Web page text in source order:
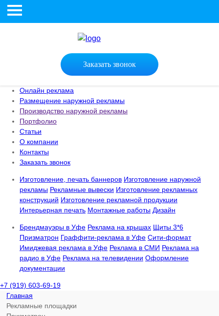
Заказать звонок
Онлайн реклама
Размещение наружной рекламы
Производство наружной рекламы
Портфолио
Статьи
О компании
Контакты
Заказать звонок
Изготовление, печать баннеров Изготовление наружной
рекламы Рекламные вывески Изготовление рекламных
конструкций Изготовление рекламной продукции
Интерьерная печать Монтажные работы Дизайн
Брендмауэры в Уфе Реклама на крышах Щиты 3*6
Призматрон Граффити-реклама в Уфе Сити-формат
Имиджевая реклама в Уфе Реклама в СМИ Реклама на
радио в Уфе Реклама на телевидении Оформление
документации
+7 (919) 603-69-19
Главная
Рекламные площадки